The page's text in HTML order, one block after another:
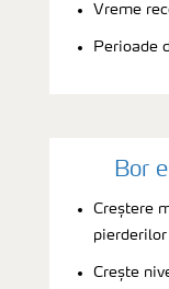
Vreme
Perioade
Bor
Creștere
Crește